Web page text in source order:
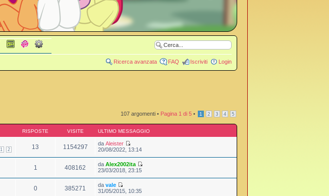
Ricerca avanzata FAQ Iscriviti Login
107 argomenti • Pagina 1 di 5 • 1 2 3 4 5
RISPOSTE VISITE ULTIMO MESSAGGIO
1 2 13 1154297 daAleister
20/08/2022, 13:14
1 408162 daAlex2002ita
23/03/2018, 23:15
0 385271 davale
31/05/2015, 10:35